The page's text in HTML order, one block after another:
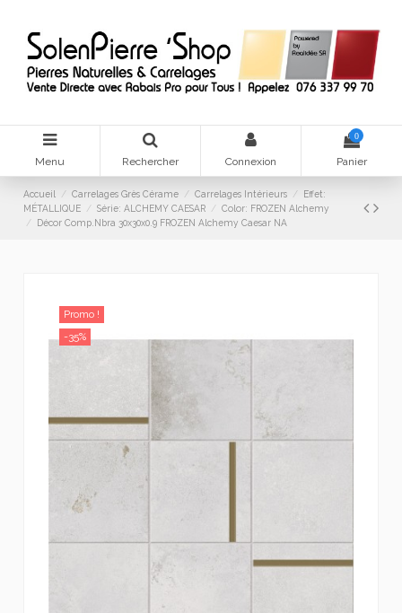
Menu Rechercher Connexion
0
Panier
Accueil Carrelages Grès Cérame Carrelages Intérieurs
Effet:
MÉTALLIQUE
Série: ALCHEMY CAESAR
Color: FROZEN Alchemy
Décor Comp.Nbra 30x30x0.9 FROZEN Alchemy Caesar NA
Promo !
-35%